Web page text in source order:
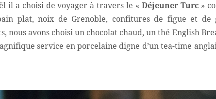
il a choisi de voyager à travers le «Déjeuner Turc »
plat, noix de Grenoble, confitures de figue et de
nous avons choisi un chocolat chaud, un thé English
service en porcelaine digne d’un tea-time